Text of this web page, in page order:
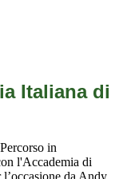
Italiana di
in
l'Accademia di